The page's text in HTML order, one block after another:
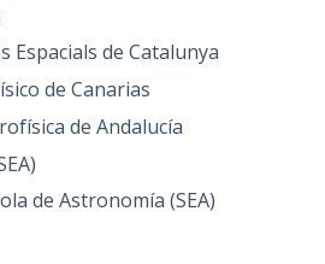
Espacials de Catalunya
de Canarias
de Andalucía
de Astronomía (SEA)